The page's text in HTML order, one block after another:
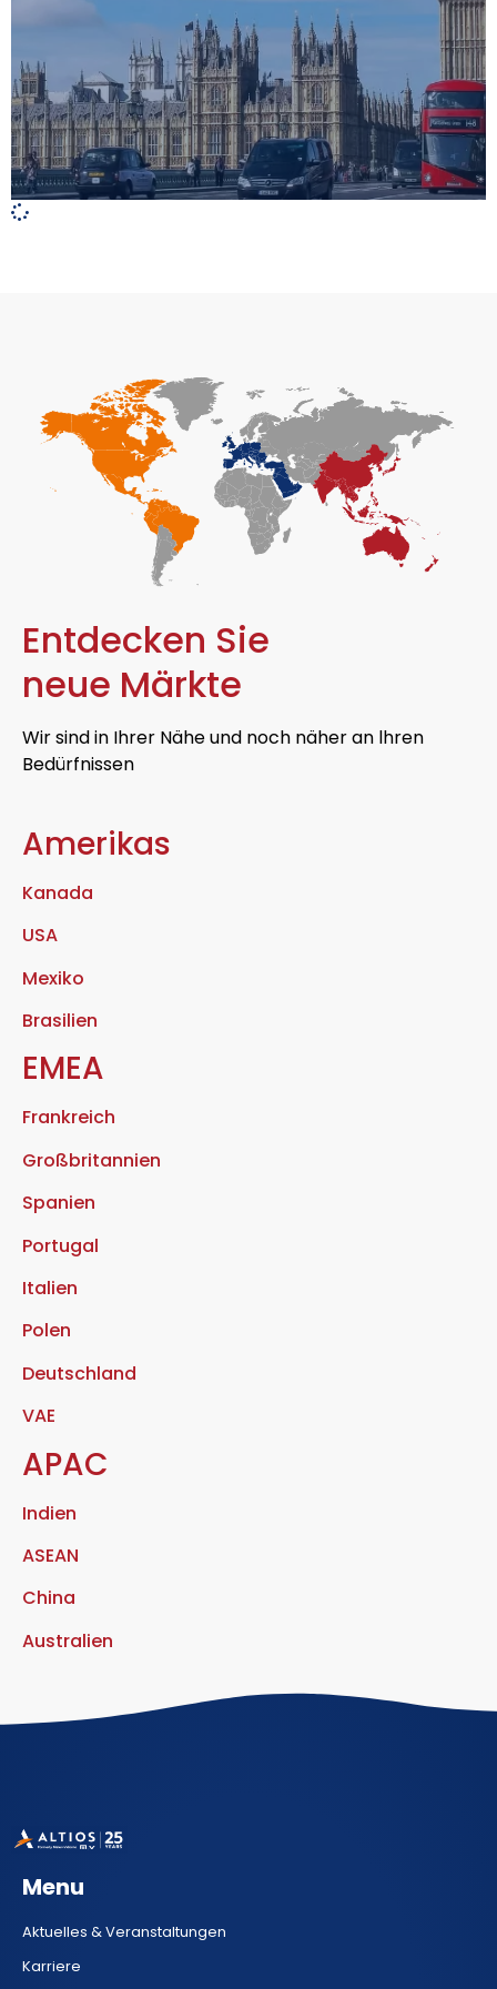
vielen Branchen für deutsche bzw. europäische
Unternehmen weiterhin ein attraktiver
Investitionsstandort. Man sollte sich jedoch über
die Auswirkungen des britischen Austritts aus der
EU im Klaren sein, um möglichst genau abwägen
zu können, ob der Eintritt in den britischen Markt
der richtige Schritt ist.
Entdecken Sie
neue Märkte
Wir sind in Ihrer Nähe und noch näher an lhren
Bedürfnissen
Amerikas
Kanada
USA
Mexiko
Brasilien
EMEA
Frankreich
Großbritannien
Spanien
Portugal
Italien
Polen
Deutschland
VAE
APAC
Indien
ASEAN
China
Australien
Menu
Aktuelles & Veranstaltungen
Karriere